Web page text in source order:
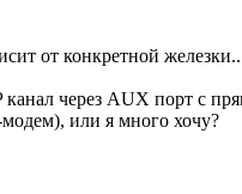
от конкpетной
канал чеpез AUX поpт с
или я много хочу?